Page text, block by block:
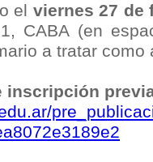
el viernes 27 de
CABA (en
a tratar
inscripción